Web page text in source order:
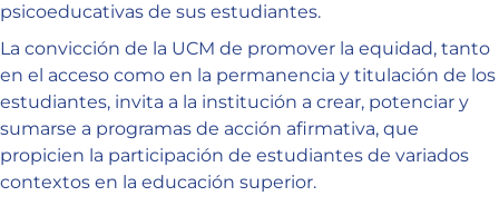
psicoeducativas de sus estudiantes.
La convicción de la UCM de promover la equidad, tanto
en el acceso como en la permanencia y titulación de los
estudiantes, invita a la institución a crear, potenciar y
sumarse a programas de acción afirmativa, que
propicien la participación de estudiantes de variados
contextos en la educación superior.